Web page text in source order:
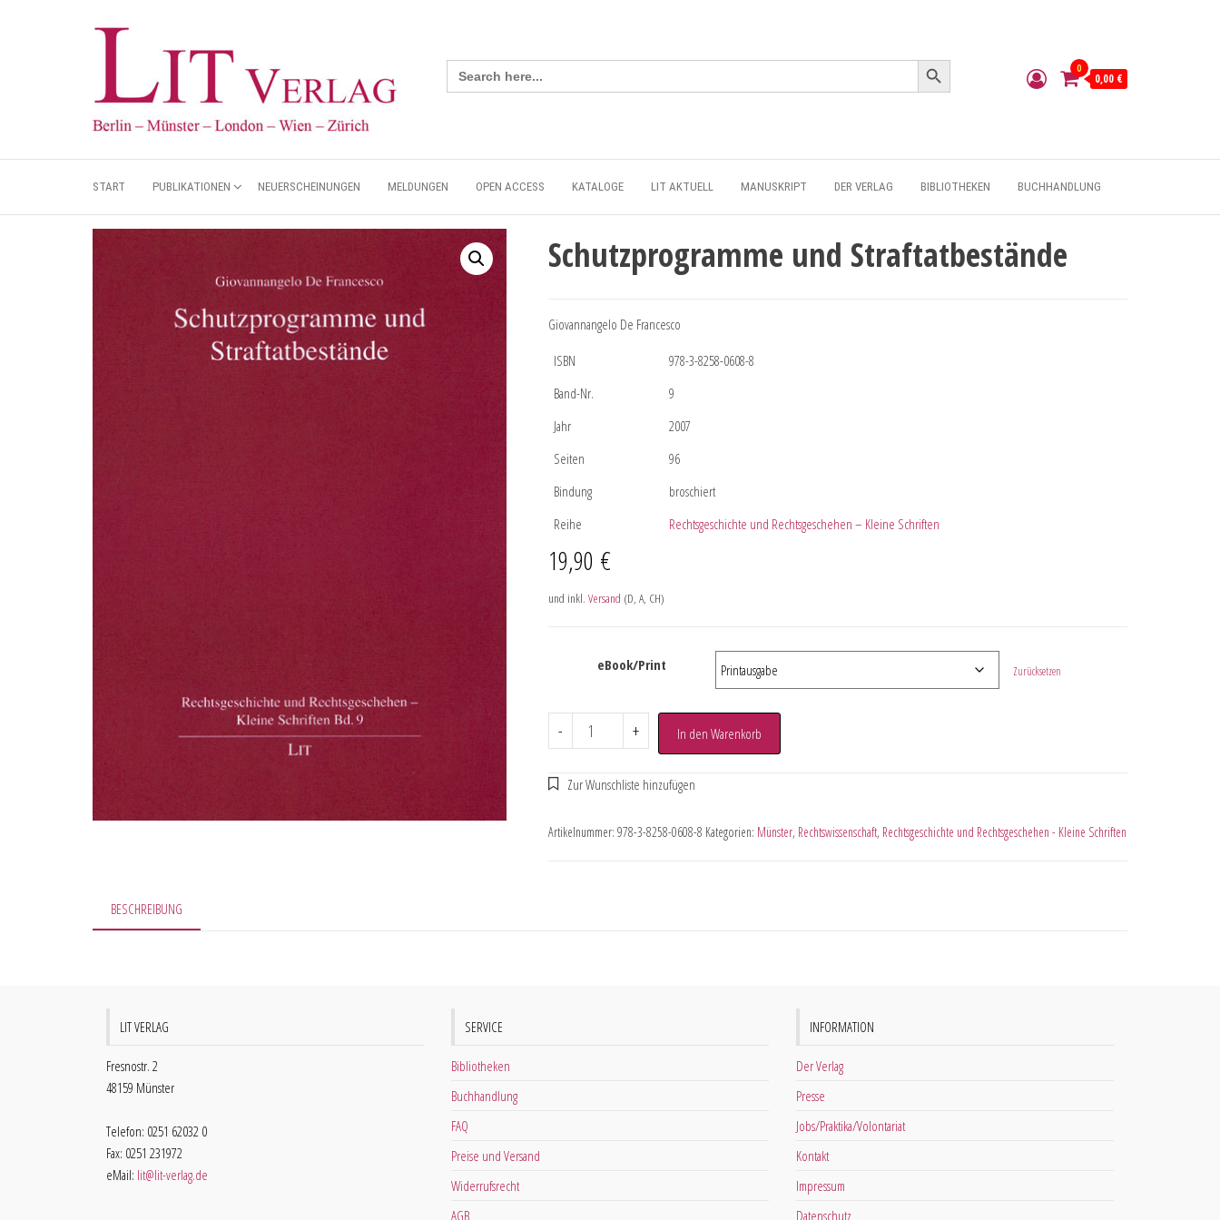
Search
for:
Search Button
0
0,00 €
START PUBLIKATIONEN NEUERSCHEINUNGEN MELDUNGEN OPEN ACCESS KATALOGE LIT AKTUELL MANUSKRIPT DER VERLAG BIBLIOTHEKEN BUCHHANDLUNG
Schutzprogramme und Straftatbestände
Giovannangelo De Francesco
ISBN
978-3-8258-0608-8
Band-Nr.
9
Jahr
2007
Seiten
96
Bindung
broschiert
Reihe
Rechtsgeschichte und Rechtsgeschehen – Kleine Schriften
19,90 €
und inkl. Versand (D, A, CH)
eBook/Print Zurücksetzen
- + In den Warenkorb
Artikelnummer: 978-3-8258-0608-8 Kategorien: Münster, Rechtswissenschaft, Rechtsgeschichte und Rechtsgeschehen - Kleine Schriften
BESCHREIBUNG
LIT VERLAG
Fresnostr. 2
48159 Münster
Telefon: 0251 62032 0
Fax: 0251 231972
eMail: lit@lit-verlag.de
SERVICE
Bibliotheken
Buchhandlung
FAQ
Preise und Versand
Widerrufsrecht
AGB
INFORMATION
Der Verlag
Presse
Jobs/Praktika/Volontariat
Kontakt
Impressum
Datenschutz